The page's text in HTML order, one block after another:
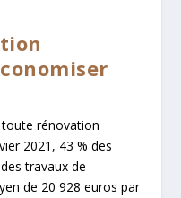
toute rénovation
2021, 43 % des
travaux de
de 20 928 euros par